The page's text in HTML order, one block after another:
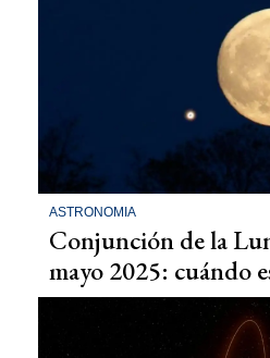
ASTRONOMIA
Conjunción de la
mayo 2025: cuándo